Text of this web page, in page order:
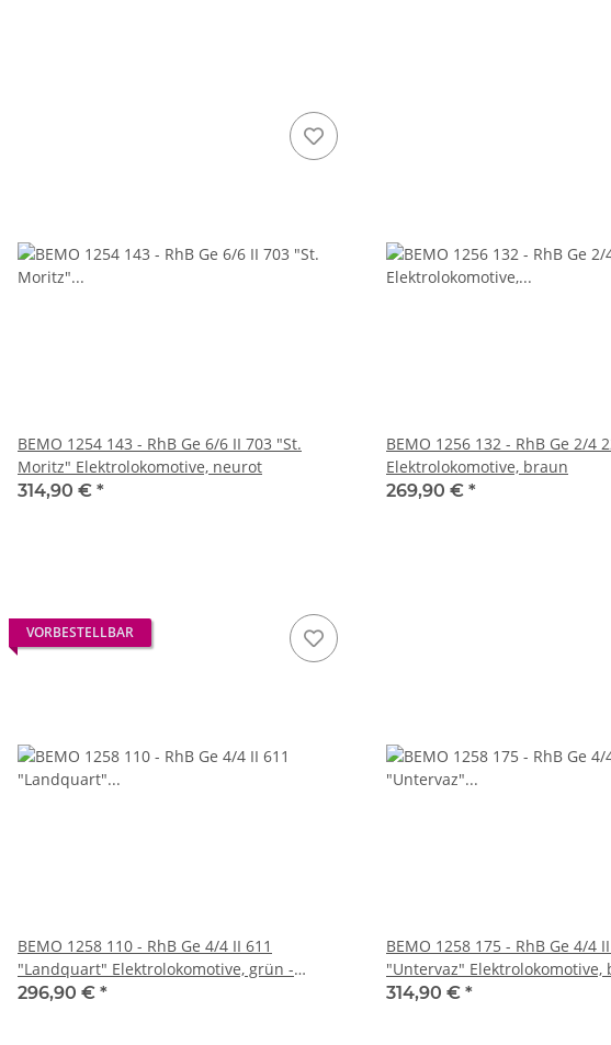
BEMO 1254 143 - RhB Ge 6/6 II 703 "St.
Moritz" Elektrolokomotive, neurot
314,90 € *
BEMO 1256 132 - RhB Ge 2/4
Elektrolokomotive, braun
269,90 € *
VORBESTELLBAR
BEMO 1258 110 - RhB Ge 4/4 II 611
"Landquart" Elektrolokomotive, grün -
Nostalgielok Stiftung "Grün & Chrom"
296,90 € *
BEMO 1258 175 - RhB Ge 4/4
"Untervaz" Elektrolokomotive,
"südostschweiz" II
314,90 € *